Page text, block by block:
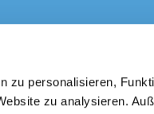
zu personalisieren,
zu analysieren.
Pfarrei St. Johannes der
50, 13589 Berlin
030 – 373 22 16